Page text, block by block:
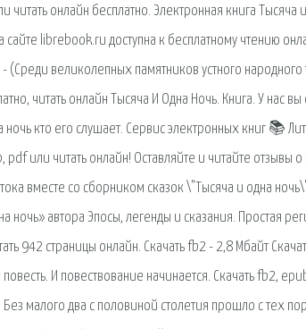
читать онлайн бесплатно. Электронная книга
сайте librebook.ru доступна к бесплатному чтению
- (Среди великолепных памятников устного
читать онлайн Тысяча И Одна Ночь. Книга. У нас
ночь кто его слушает. Сервис электронных книг 📚
или читать онлайн! Оставляйте и читайте отзывы
вместе со сборником сказок \"Тысяча и одна
ночь» автора Эпосы, легенды и сказания. Простая
942 страницы онлайн. Cкачать fb2 - 2,8 Мбайт
И повествование начинается. Скачать fb2,
Без малого два с половиной столетия прошло с тех